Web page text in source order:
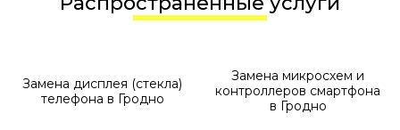
Замена дисплея (стекла)
телефона в Гродно
Замена микросхем и
контроллеров смартфона
в Гродно